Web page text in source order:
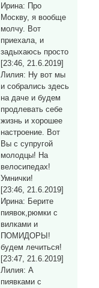
Ирина: Про
Москву, я вообще
молчу. Вот
приехала, и
задыхаюсь просто
[23:46, 21.6.2019]
Лилия: Ну вот мы
и собрались здесь
на даче и будем
продлевать себе
жизнь и хорошее
настроение. Вот
Вы с супругой
молодцы! На
велосипедах!
Умнички!
[23:46, 21.6.2019]
Ирина: Берите
пиявок,рюмки с
вилками и
ПОМИДОРЫ!
будем лечиться!
[23:47, 21.6.2019]
Лилия: А
пиявками с